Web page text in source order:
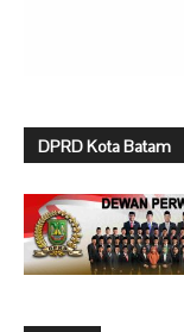
DPRD Kota Batam